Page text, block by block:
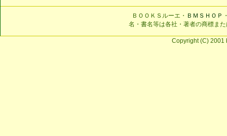
ＢＯＯＫＳルーエ・ ＢＭＳＨＯＰ
名・書名等は各社・著者の商標ま
Copyright (C) 2001